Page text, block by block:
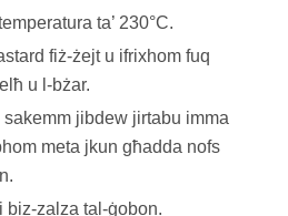
ta’ 230°C.
fiż-żejt u ifrixhom fuq
u l-bżar.
sakemm jibdew jirtabu imma
meta jkun għadda nofs
biz-zalza tal-ġobon.